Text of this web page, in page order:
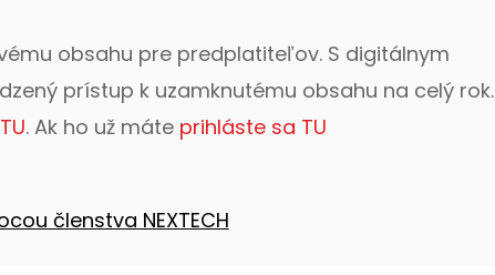
obsahu pre predplatiteľov. S digitálnym
prístup k uzamknutému obsahu na celý rok.
. Ak ho už máte prihláste sa TU
členstva NEXTECH